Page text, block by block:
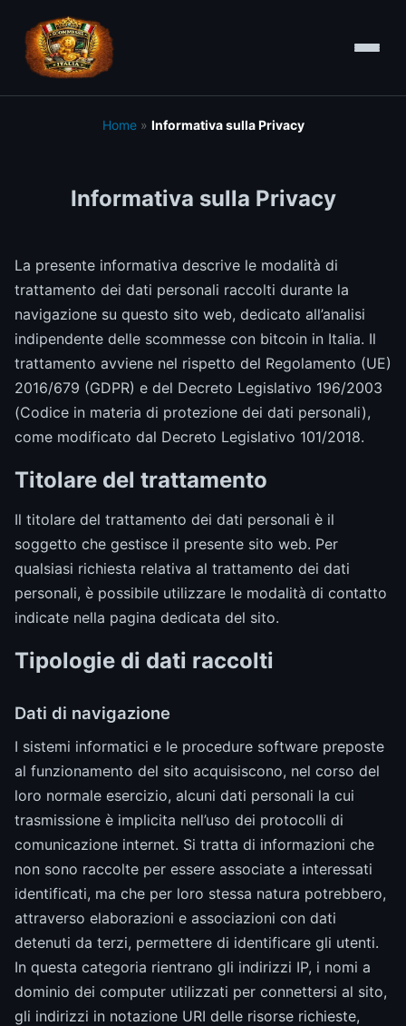
Home» Informativa sulla Privacy
Informativa sulla Privacy
La presente informativa descrive le modalità di
trattamento dei dati personali raccolti durante la
navigazione su questo sito web, dedicato all’analisi
indipendente delle scommesse con bitcoin in Italia. Il
trattamento avviene nel rispetto del Regolamento (UE)
2016/679 (GDPR) e del Decreto Legislativo 196/2003
(Codice in materia di protezione dei dati personali),
come modificato dal Decreto Legislativo 101/2018.
Titolare del trattamento
Il titolare del trattamento dei dati personali è il
soggetto che gestisce il presente sito web. Per
qualsiasi richiesta relativa al trattamento dei dati
personali, è possibile utilizzare le modalità di contatto
indicate nella pagina dedicata del sito.
Tipologie di dati raccolti
Dati di navigazione
I sistemi informatici e le procedure software preposte
al funzionamento del sito acquisiscono, nel corso del
loro normale esercizio, alcuni dati personali la cui
trasmissione è implicita nell’uso dei protocolli di
comunicazione internet. Si tratta di informazioni che
non sono raccolte per essere associate a interessati
identificati, ma che per loro stessa natura potrebbero,
attraverso elaborazioni e associazioni con dati
detenuti da terzi, permettere di identificare gli utenti.
In questa categoria rientrano gli indirizzi IP, i nomi a
dominio dei computer utilizzati per connettersi al sito,
gli indirizzi in notazione URI delle risorse richieste,